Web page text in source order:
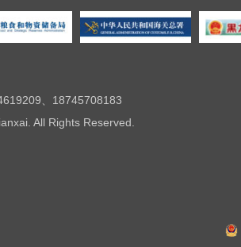
、18745708183
All Rights Reserved.